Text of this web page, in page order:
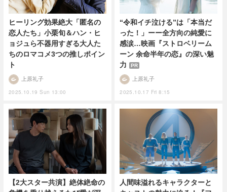
ヒーリング効果絶大「匿名の
恋人たち」小栗旬＆ハン・ヒ
ョジュら不器用すぎる大人た
ちのロマコメ3つの推しポイン
ト
2025.10.19 Sun 13:00
上原礼子
“令和イチ泣ける”は「本当だ
った！」ーー全方向の純愛に
感涙…映画『ストロベリーム
ーン 余命半年の恋』の深い魅
力
PR
2025.10.17 Fri 8:15
上原礼子
【2大スター共演】絶体絶命の
人間味溢れるキャラクターと